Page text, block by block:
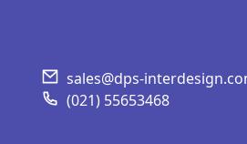
sales@dps-
(021) 55653468